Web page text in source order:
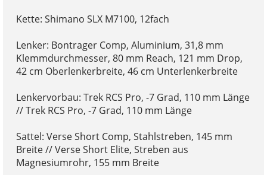
Kette: Shimano SLX M7100, 12fach
Lenker: Bontrager Comp, Aluminium, 31,8 mm
Klemmdurchmesser, 80 mm Reach, 121 mm Drop,
42 cm Oberlenkerbreite, 46 cm Unterlenkerbreite
Lenkervorbau: Trek RCS Pro, -7 Grad, 110 mm Länge
// Trek RCS Pro, -7 Grad, 110 mm Länge
Sattel: Verse Short Comp, Stahlstreben, 145 mm
Breite // Verse Short Elite, Streben aus
Magnesiumrohr, 155 mm Breite